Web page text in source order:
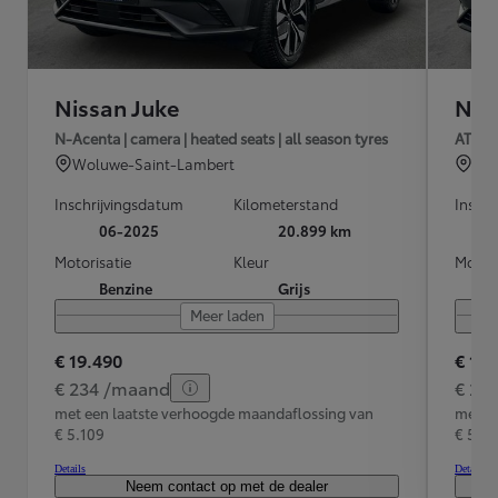
Nissan Juke
N-Acenta | camera | heated seats | all season tyres
Woluwe-Saint-Lambert
Inschrijvingsdatum
06-2025
Kilometerstand
20.899 km
Motorisatie
Benzine
Kleur
Grijs
Meer laden
€ 19.490
€ 234 /maand
met een laatste verhoogde maandaflossing van
€ 5.109
Details
Neem contact op met de dealer
AT N-
€
€
met
€
Details